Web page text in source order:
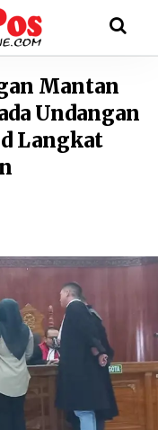
Mantan
Undangan
Langkat